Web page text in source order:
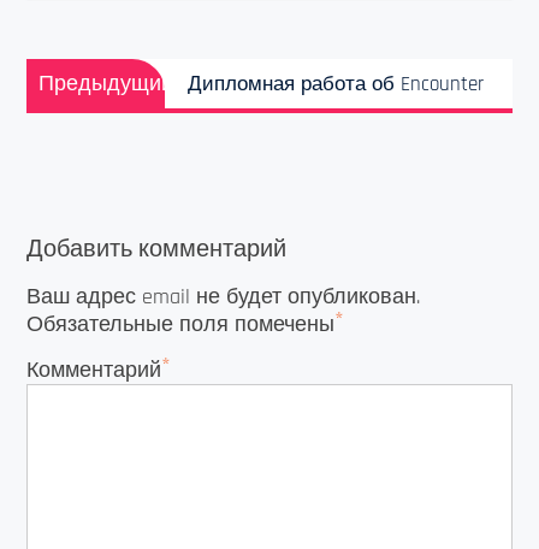
Навигация
по
записям
Предыдущий
Предыдущая
запись:
Дипломная работа об Encounter
Добавить комментарий
Ваш адрес email не будет опубликован.
Обязательные поля помечены*
Комментарий*